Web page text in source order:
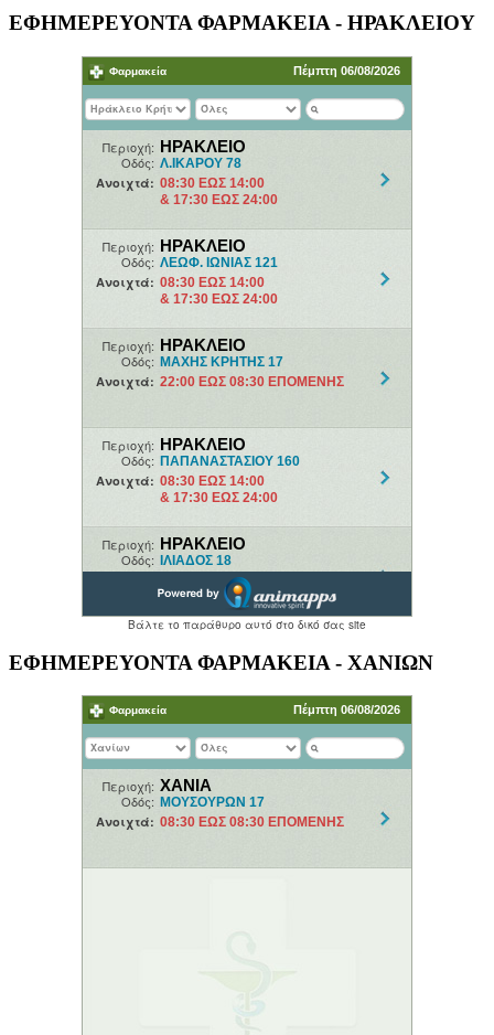
ΕΦΗΜΕΡΕΥΟΝΤΑ ΦΑΡΜΑΚΕΙΑ - ΗΡΑΚΛΕΙΟΥ
ΕΦΗΜΕΡΕΥΟΝΤΑ ΦΑΡΜΑΚΕΙΑ - ΧΑΝΙΩΝ